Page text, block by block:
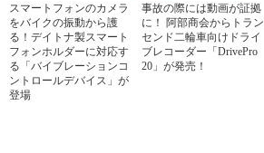
スマートフォンのカメラ
をバイクの振動から護
る！デイトナ製スマート
フォンホルダーに対応す
る「バイブレーションコ
ントロールデバイス」が
登場
事故の際には動画が証拠
に！ 阿部商会からトラン
センド二輪車向けドライ
ブレコーダー「DrivePro
20」が発売！